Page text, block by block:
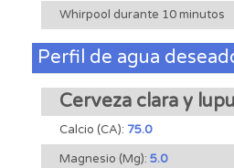
Whirpool durante 10 minutos
Perfil de agua
Cerveza clara y
Calcio (CA): 75.0
Magnesio (Mg): 5.0